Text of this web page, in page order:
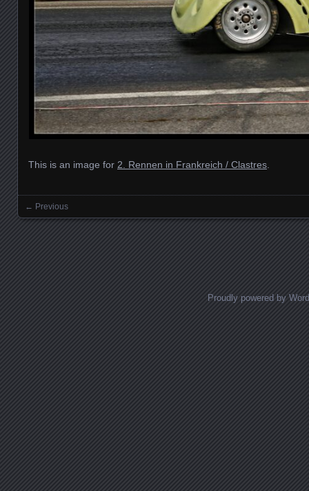
This is an image for 2. Rennen in Frankreich / Clastres.
Images navigation
← Previous
Proudly powered by